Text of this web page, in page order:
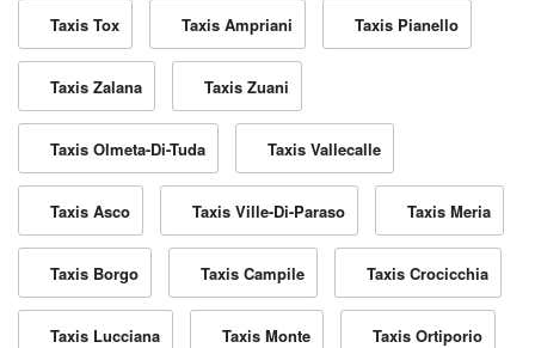
Taxis Tox Taxis Ampriani Taxis Pianello
Taxis Zalana Taxis Zuani
Taxis Olmeta-Di-Tuda Taxis Vallecalle
Taxis Asco Taxis Ville-Di-Paraso Taxis Meria
Taxis Borgo Taxis Campile Taxis Crocicchia
Taxis Lucciana Taxis Monte Taxis Ortiporio